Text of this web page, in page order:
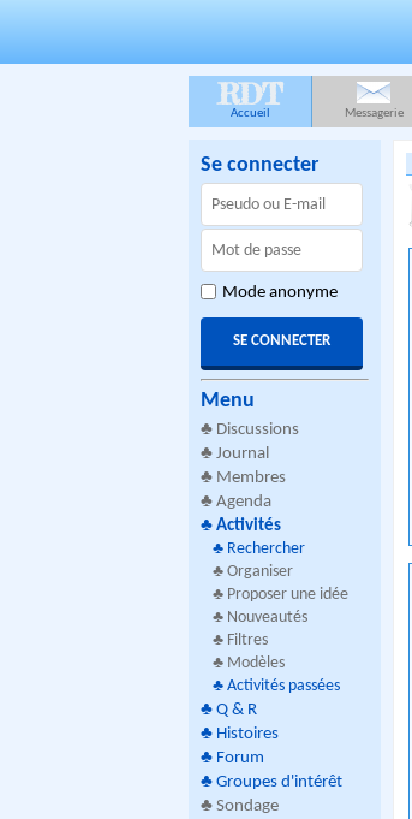
RDT
Accueil Messagerie
Se connecter
Mode anonyme
Menu
♣ Discussions
♣ Journal
♣ Membres
♣ Agenda
♣ Activités
♣ Rechercher
♣ Organiser
♣ Proposer une idée
♣ Nouveautés
♣ Filtres
♣ Modèles
♣ Activités passées
♣ Q & R
♣ Histoires
♣ Forum
♣ Groupes d'intérêt
♣ Sondage